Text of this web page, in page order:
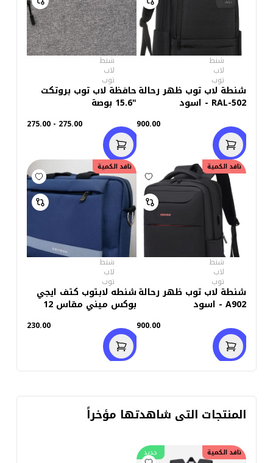
شنط
لاب
توب
شنطة لاب توب ظهر رحالة
RAL-502 - اسود
900.00
شنط
لاب
توب
حافظة لاب توب بروتكت
"15.6 بوصة
275.00 - 275.00
نافد الكمية
شنط
لاب
توب
شنطة لاب توب ظهر رحالة
A902 - اسود
900.00
نافد الكمية
شنط
لاب
توب
شنطه لابتوب كتف ايجي
بوكس ميني مقاس 12
230.00
المنتجات التى شاهدتها مؤخراً
جديد نافد الكمية